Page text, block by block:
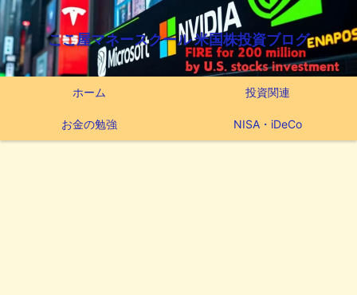
ここ屋マネースクール 米国株投資ブログ
ホーム 投資関連
お金の勉強 NISA・iDeCo